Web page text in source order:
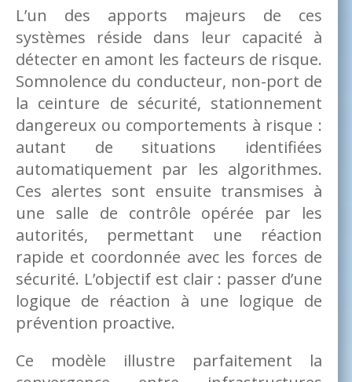
L’un des apports majeurs de ces
systèmes réside dans leur capacité à
détecter en amont les facteurs de risque.
Somnolence du conducteur, non-port de
la ceinture de sécurité, stationnement
dangereux ou comportements à risque :
autant de situations identifiées
automatiquement par les algorithmes.
Ces alertes sont ensuite transmises à
une salle de contrôle opérée par les
autorités, permettant une réaction
rapide et coordonnée avec les forces de
sécurité. L’objectif est clair : passer d’une
logique de réaction à une logique de
prévention proactive.
Ce modèle illustre parfaitement la